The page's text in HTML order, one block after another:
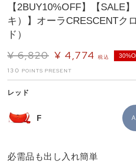
【2BUY10%OFF】【SALE
キ）】オーラCRESCENTク
ド）
¥ 6,820 ¥ 4,774 税込
130
レッド
F
必需品も出し入れ簡単